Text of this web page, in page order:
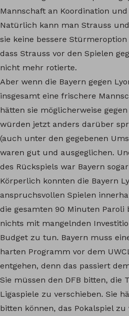
Mannschaft an Koordination
Natürlich kann man Strauss
sie keine bessere
dass Strauss vor den Spielen
nicht mehr rotierte.
Aber wenn die Bayern gegen
insgesamt eine frischere
hätten sie möglicherweise
würden jetzt anders darüber
(auch unter den gegebenen
waren gut und ausgeglichen.
des Rückspiels war Bayern
Körperlich konnten die Bayern
anspruchsvollen Spielen
die gesamten 90 Minuten Paroli
nichts mit mangelnden
Budget zu tun. Bayern muss
harten Programm vor dem
entgehen, denn das passiert
Sie müssen den DFB bitten, die
Ligaspiele zu verschieben. Sie
bitten können, das Pokalspiel